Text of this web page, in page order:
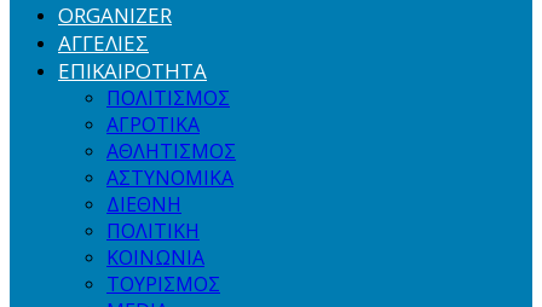
ORGANIZER
ΑΓΓΕΛΙΕΣ
ΕΠΙΚΑΙΡΟΤΗΤΑ
ΠΟΛΙΤΙΣΜΟΣ
ΑΓΡΟΤΙΚΑ
ΑΘΛΗΤΙΣΜΟΣ
ΑΣΤΥΝΟΜΙΚΑ
ΔΙΕΘΝΗ
ΠΟΛΙΤΙΚΗ
ΚΟΙΝΩΝΙΑ
ΤΟΥΡΙΣΜΟΣ